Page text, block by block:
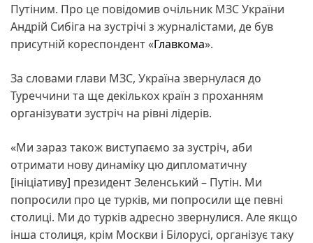
Путіним. Про це повідомив очільник МЗС України
Андрій Сибіга на зустрічі з журналістами, де був
присутній кореспондент «Главкома».
За словами глави МЗС, Україна звернулася до
Туреччини та ще декількох країн з проханням
організувати зустріч на рівні лідерів.
«Ми зараз також виступаємо за зустріч, аби
отримати нову динаміку цю дипломатичну
[ініціативу] президент Зеленський – Путін. Ми
попросили про це турків, ми попросили ще певні
столиці. Ми до турків адресно звернулися. Але якщо
інша столиця, крім Москви і Білорусі, організує таку